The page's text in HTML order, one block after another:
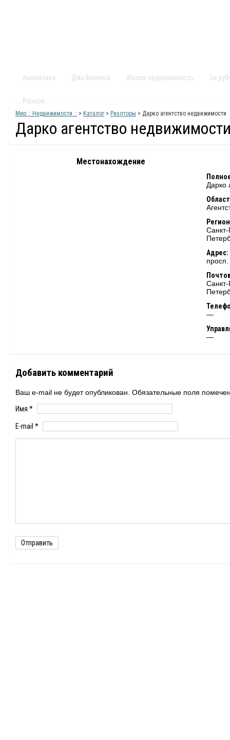
Аналитика Для бизнеса Жилая недвижимость За
Разное
Мир :: Недвижимости :: > Каталог> Риэлторы > Дарко агентство недвижимости
Дарко агентство
Местонахождение
Дарко
Санкт-
Адрес:
Санкт-
—
—
Добавить комментарий
Ваш e-mail не будет опубликован. Обязательные поля
Имя *
E-mail *